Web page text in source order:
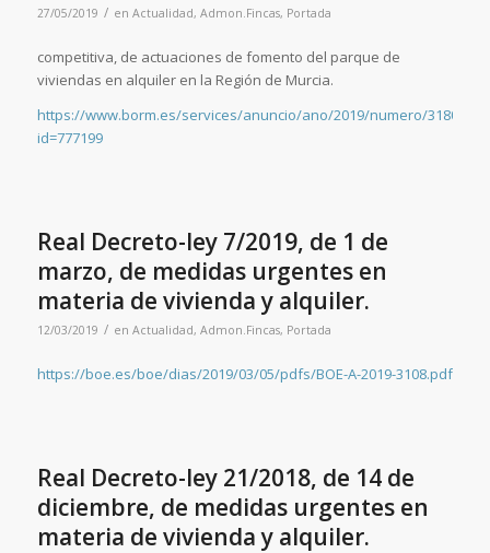
27/05/2019 / en Actualidad, Admon.Fincas, Portada
competitiva, de actuaciones de fomento del parque de
viviendas en alquiler en la Región de Murcia.
https://www.borm.es/services/anuncio/ano/2019/numero/3180/
id=777199
Real Decreto-ley 7/2019, de 1 de
marzo, de medidas urgentes en
materia de vivienda y alquiler.
12/03/2019 / en Actualidad, Admon.Fincas, Portada
https://boe.es/boe/dias/2019/03/05/pdfs/BOE-A-2019-3108.pdf
Real Decreto-ley 21/2018, de 14 de
diciembre, de medidas urgentes en
materia de vivienda y alquiler.